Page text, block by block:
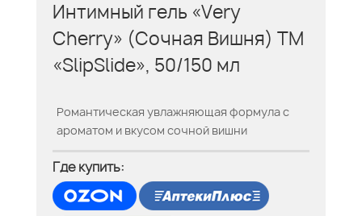
Интимный гель «Very
Cherry» (Сочная Вишня) ТМ
«SlipSlide», 50/150 мл
Романтическая увлажняющая формула с
ароматом и вкусом сочной вишни
Где купить: